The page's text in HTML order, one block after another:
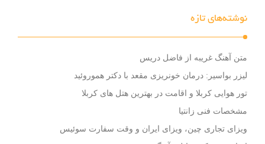
نوشته‌های تازه
متن آهنگ غریبه از فاضل دریس
لیزر بواسیر: درمان خونریزی مقعد با دکتر هموروئید
تور هوایی کربلا و اقامت در بهترین هتل های کربلا
مشخصات فنی زانتیا
ویزای تجاری چین، ویزای ایران و وقت سفارت سوئیس